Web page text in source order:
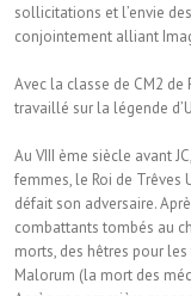
sollicitations et l’envie
conjointement alliant
Avec la classe de CM2
travaillé sur la légende
Au VIII ème siècle avant
femmes, le Roi de Trêves
défait son adversaire.
combattants tombés au
morts, des hêtres pour
Malorum (la mort des